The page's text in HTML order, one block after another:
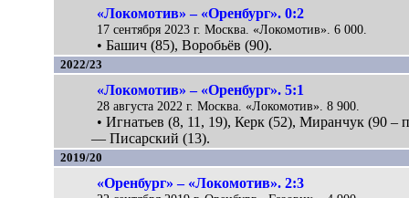
«Локомотив» – «Оренбург». 0:2
17 сентября 2023 г. Москва. «Локомотив». 6 000.
• Башич (85), Воробьёв (90).
2022/23
«Локомотив» – «Оренбург». 5:1
28 августа 2022 г. Москва. «Локомотив». 8 900.
• Игнатьев (8, 11, 19), Керк (52), Миранчук (90 –
— Писарский (13).
2019/20
«Оренбург» – «Локомотив». 2:3